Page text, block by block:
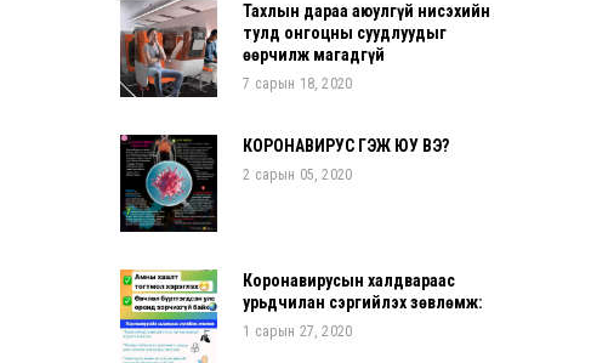
Тахлын дараа аюулгүй нисэхийн
тулд онгоцны суудлуудыг
өөрчилж магадгүй
7 сарын 18, 2020
КОРОНАВИРУС ГЭЖ ЮУ ВЭ?
2 сарын 05, 2020
Коронавирусын халдвараас
урьдчилан сэргийлэх зөвлөмж:
1 сарын 27, 2020